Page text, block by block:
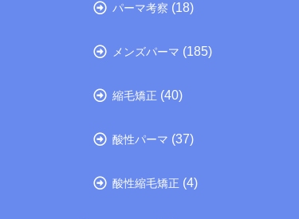
パーマ考察 (18)
メンズパーマ (185)
縮毛矯正 (40)
酸性パーマ (37)
酸性縮毛矯正 (4)